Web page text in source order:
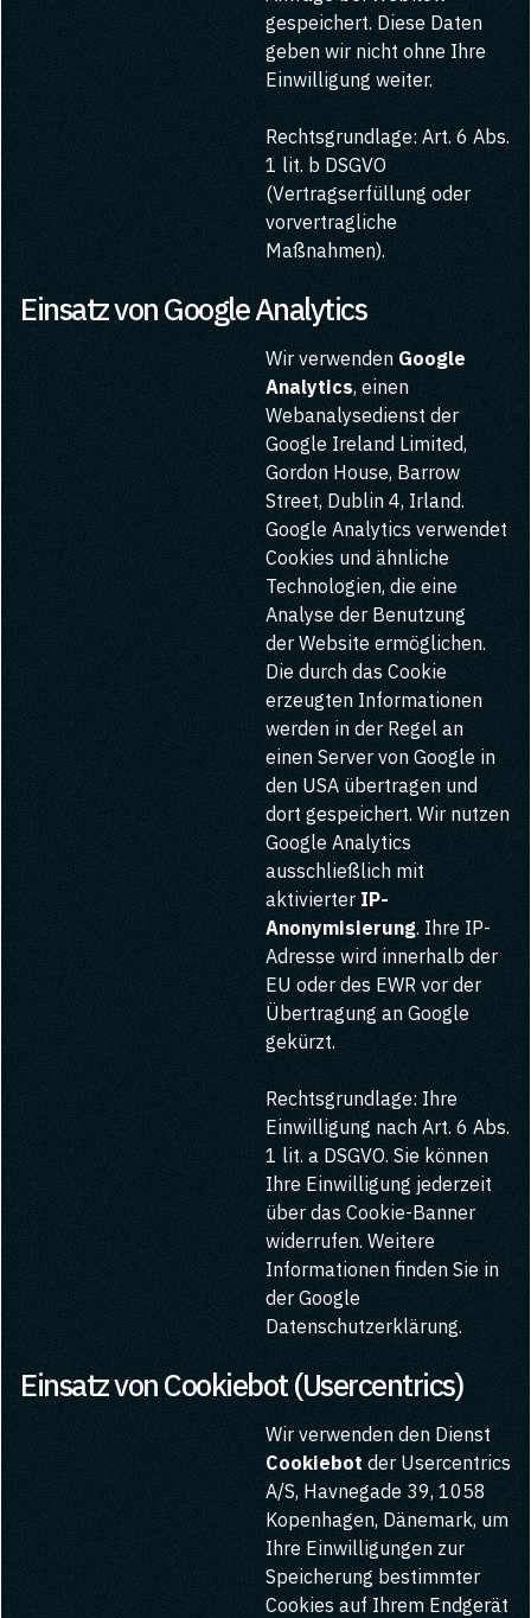
gespeichert. Diese Daten
geben wir nicht ohne Ihre
Einwilligung weiter.
Rechtsgrundlage: Art. 6 Abs.
1 lit. b DSGVO
(Vertragserfüllung oder
vorvertragliche
Maßnahmen).
Einsatz von Google Analytics
Wir verwenden Google
Analytics, einen
Webanalysedienst der
Google Ireland Limited,
Gordon House, Barrow
Street, Dublin 4, Irland.
Google Analytics verwendet
Cookies und ähnliche
Technologien, die eine
Analyse der Benutzung
der Website ermöglichen.
Die durch das Cookie
erzeugten Informationen
werden in der Regel an
einen Server von Google in
den USA übertragen und
dort gespeichert. Wir nutzen
Google Analytics
ausschließlich mit
aktivierter IP-
Anonymisierung. Ihre IP-
Adresse wird innerhalb der
EU oder des EWR vor der
Übertragung an Google
gekürzt.
Rechtsgrundlage: Ihre
Einwilligung nach Art. 6 Abs.
1 lit. a DSGVO. Sie können
Ihre Einwilligung jederzeit
über das Cookie-Banner
widerrufen. Weitere
Informationen finden Sie in
der Google
Datenschutzerklärung.
Einsatz von Cookiebot (Usercentrics)
Wir verwenden den Dienst
Cookiebot der Usercentrics
A/S, Havnegade 39, 1058
Kopenhagen, Dänemark, um
Ihre Einwilligungen zur
Speicherung bestimmter
Cookies auf Ihrem Endgerät